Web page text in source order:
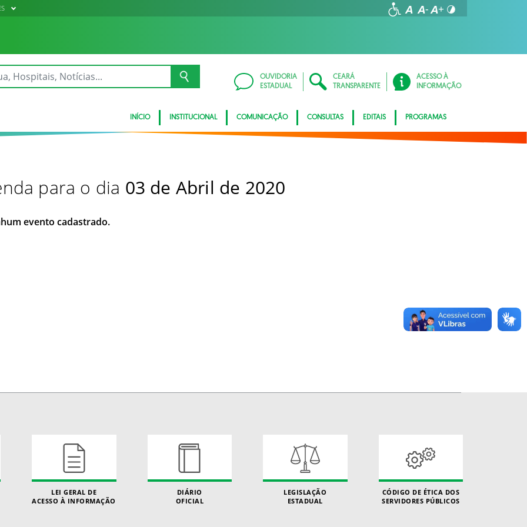
OUVIDORIA
ESTADUAL
CEARÁ
TRANSPARENTE
ACESSO À
INFORMAÇÃO
INÍCIO INSTITUCIONAL COMUNICAÇÃO CONSULTAS EDITAIS PROGRAMAS
para o dia 03 de Abril de 2020
evento cadastrado.
LEI GERAL DE
ACESSO À INFORMAÇÃO
DIÁRIO
OFICIAL
LEGISLAÇÃO
ESTADUAL
CÓDIGO DE ÉTICA DOS
SERVIDORES PÚBLICOS